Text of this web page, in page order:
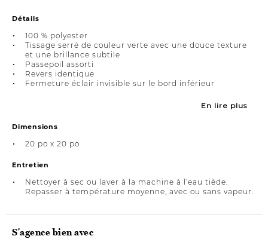
Détails
100 % polyester
Tissage serré de couleur verte avec une douce texture
et une brillance subtile
Passepoil assorti
Revers identique
Fermeture éclair invisible sur le bord inférieur
En lire plus
Dimensions
20 po x 20 po
Entretien
Nettoyer à sec ou laver à la machine à l’eau tiède.
Repasser à température moyenne, avec ou sans vapeur.
S'agence bien avec